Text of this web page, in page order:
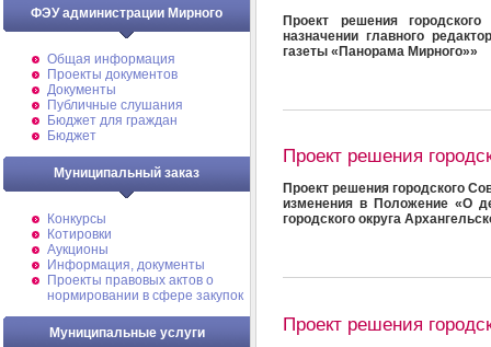
ФЭУ администрации Мирного
Общая информация
Проекты документов
Документы
Публичные слушания
Бюджет для граждан
Бюджет
Муниципальный заказ
Конкурсы
Котировки
Аукционы
Информация, документы
Проекты правовых актов о
нормировании в сфере закупок
Муниципальные услуги
Проект решения
назначении главного
газеты «Панорама Мирного»»
Проект решения
Проект решения городского
изменения в Положение «О
городского округа
Проект решения